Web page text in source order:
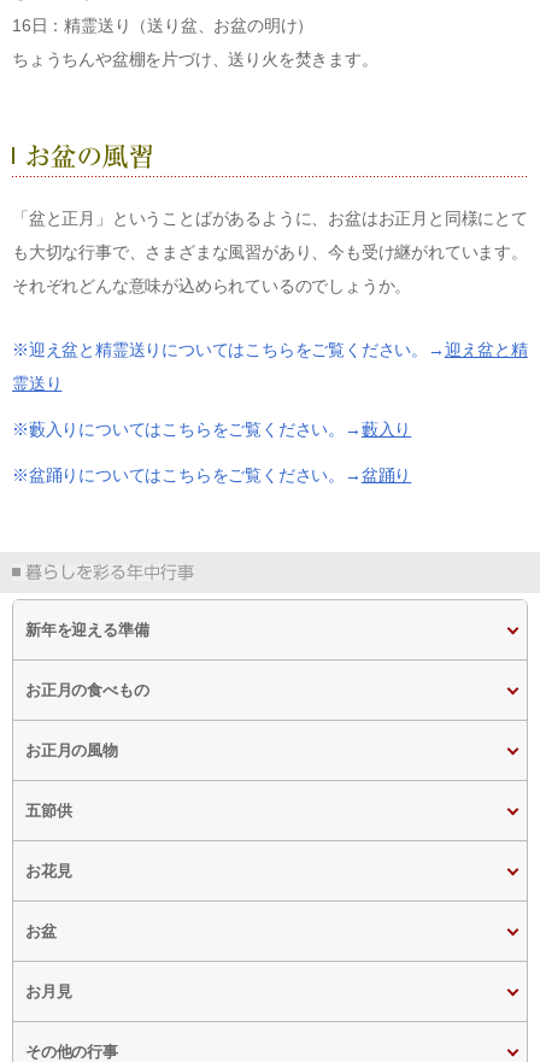
16日：精霊送り（送り盆、お盆の明け）
ちょうちんや盆棚を片づけ、送り火を焚きます。
「盆と正月」ということばがあるように、お盆はお正月と同様にとて
も大切な行事で、さまざまな風習があり、今も受け継がれています。
それぞれどんな意味が込められているのでしょうか。
※迎え盆と精霊送りについてはこちらをご覧ください。→迎え盆と精
霊送り
※藪入りについてはこちらをご覧ください。→藪入り
※盆踊りについてはこちらをご覧ください。→盆踊り
新年を迎える準備
お正月の食べもの
お正月の風物
五節供
お花見
お盆
お月見
その他の行事